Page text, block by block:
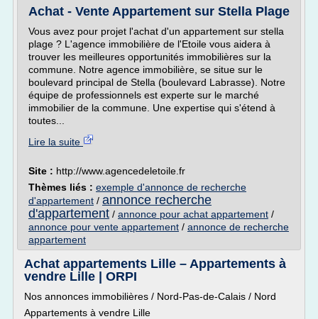
Achat - Vente Appartement sur Stella Plage
Vous avez pour projet l'achat d'un appartement sur stella
plage ? L'agence immobilière de l'Etoile vous aidera à
trouver les meilleures opportunités immobilières sur la
commune. Notre agence immobilière, se situe sur le
boulevard principal de Stella (boulevard Labrasse). Notre
équipe de professionnels est experte sur le marché
immobilier de la commune. Une expertise qui s'étend à
toutes...
Lire la suite
Site : http://www.agencedeletoile.fr
Thèmes liés : exemple d'annonce de recherche
d'appartement / annonce recherche
d'appartement / annonce pour achat appartement /
annonce pour vente appartement / annonce de recherche
appartement
Achat appartements Lille – Appartements à
vendre Lille | ORPI
Nos annonces immobilières / Nord-Pas-de-Calais / Nord
Appartements à vendre Lille